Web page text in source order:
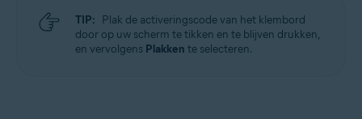
TIP: Plak de activeringscode van het klembord
door op uw scherm te tikken en te blijven drukken,
en vervolgens Plakken te selecteren.